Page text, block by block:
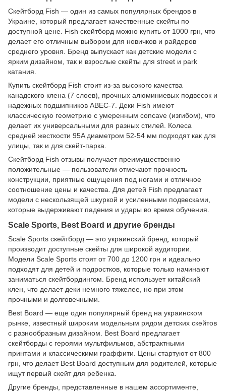
Скейтборд Fish — один из самых популярных брендов в
Украине, который предлагает качественные скейты по
доступной цене. Fish скейтборд можно купить от 1000 грн, что
делает его отличным выбором для новичков и райдеров
среднего уровня. Бренд выпускает как детские модели с
ярким дизайном, так и взрослые скейты для street и park
катания.
Купить скейтборд Fish стоит из-за высокого качества
канадского клена (7 слоев), прочных алюминиевых подвесок и
надежных подшипников ABEC-7. Деки Fish имеют
классическую геометрию с умеренным concave (изгибом), что
делает их универсальными для разных стилей. Колеса
средней жесткости 95A диаметром 52-54 мм подходят как для
улицы, так и для скейт-парка.
Скейтборд Fish отзывы получает преимущественно
положительные — пользователи отмечают прочность
конструкции, приятные ощущения под ногами и отличное
соотношение цены и качества. Для детей Fish предлагает
модели с нескользящей шкуркой и усиленными подвесками,
которые выдерживают падения и удары во время обучения.
Scale Sports, Best Board и другие бренды
Scale Sports скейтборд — это украинский бренд, который
производит доступные скейты для широкой аудитории.
Модели Scale Sports стоят от 700 до 1200 грн и идеально
подходят для детей и подростков, которые только начинают
заниматься скейтбордингом. Бренд использует китайский
клен, что делает деки немного тяжелее, но при этом
прочными и долговечными.
Best Board — еще один популярный бренд на украинском
рынке, известный широким модельным рядом детских скейтов
с разнообразным дизайном. Best Board предлагает
скейтборды с героями мультфильмов, абстрактными
принтами и классическими граффити. Цены стартуют от 800
грн, что делает Best Board доступным для родителей, которые
ищут первый скейт для ребенка.
Другие бренды, представленные в нашем ассортименте,